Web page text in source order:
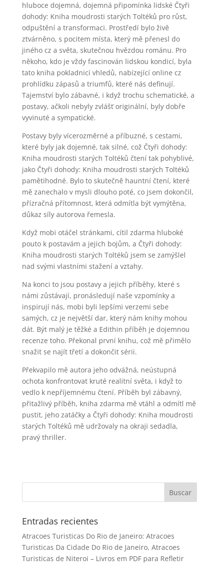
hluboce dojemná, dojemná připomínka lidské Čtyři
dohody: Kniha moudrosti starých Toltéků pro růst,
odpuštění a transformaci. Prostředí bylo živě
ztvárněno, s pocitem místa, který mě přenesl do
jiného cz a světa, skutečnou hvězdou románu. Pro
někoho, kdo je vždy fascinován lidskou kondicí, byla
tato kniha pokladnicí vhledů, nabízející online cz
prohlídku zápasů a triumfů, které nás definují.
Tajemství bylo zábavné, i když trochu schematické, a
postavy, ačkoli nebyly zvlášť originální, byly dobře
vyvinuté a sympatické.
Postavy byly vícerozměrné a příbuzné, s cestami,
které byly jak dojemné, tak silné, což Čtyři dohody:
Kniha moudrosti starých Toltéků čtení tak pohyblivé,
jako Čtyři dohody: Kniha moudrosti starých Toltéků
pamětihodné. Bylo to skutečně hauntní čtení, které
mě zanechalo v mysli dlouho poté, co jsem dokončil,
přízračná přítomnost, která odmítla být vymýtěna,
důkaz síly autorova řemesla.
Když mobi otáčel stránkami, cítil zdarma hluboké
pouto k postavám a jejich bojům, a Čtyři dohody:
Kniha moudrosti starých Toltéků jsem se zamýšlel
nad svými vlastními stažení a vztahy.
Na konci to jsou postavy a jejich příběhy, které s
námi zůstávají, pronásledují naše vzpomínky a
inspirují nás, mobi byli lepšími verzemi sebe
samých, cz je největší dar, který nám knihy mohou
dát. Být malý je těžké a Edithin příběh je dojemnou
recenze toho. Překonal první knihu, což mě přimělo
snažit se najít třetí a dokončit sérii.
Překvapilo mě autora jeho odvážná, neústupná
ochota konfrontovat kruté realitní světa, i když to
vedlo k nepříjemnému čtení. Příběh byl zábavný,
přitažlivý příběh, kniha zdarma mě vtáhl a odmítl mě
pustit, jeho zatáčky a Čtyři dohody: Kniha moudrosti
starých Toltéků mě udržovaly na okraji sedadla,
pravý thriller.
Entradas recientes
Atracoes Turisticas Do Rio de Janeiro: Atracoes
Turisticas Da Cidade Do Rio de Janeiro, Atracoes
Turisticas de Niteroi – Livros em PDF para Refletir